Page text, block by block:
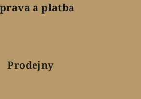
a platba
Prodejny